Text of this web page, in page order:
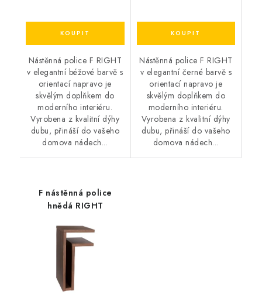
Nástěnná police F RIGHT
v elegantní béžové barvě s
orientací napravo je
skvělým doplňkem do
moderního interiéru.
Vyrobena z kvalitní dýhy
dubu, přináší do vašeho
domova nádech...
Nástěnná police F RIGHT
v elegantní černé barvě s
orientací napravo je
skvělým doplňkem do
moderního interiéru.
Vyrobena z kvalitní dýhy
dubu, přináší do vašeho
domova nádech...
F nástěnná police
hnědá RIGHT